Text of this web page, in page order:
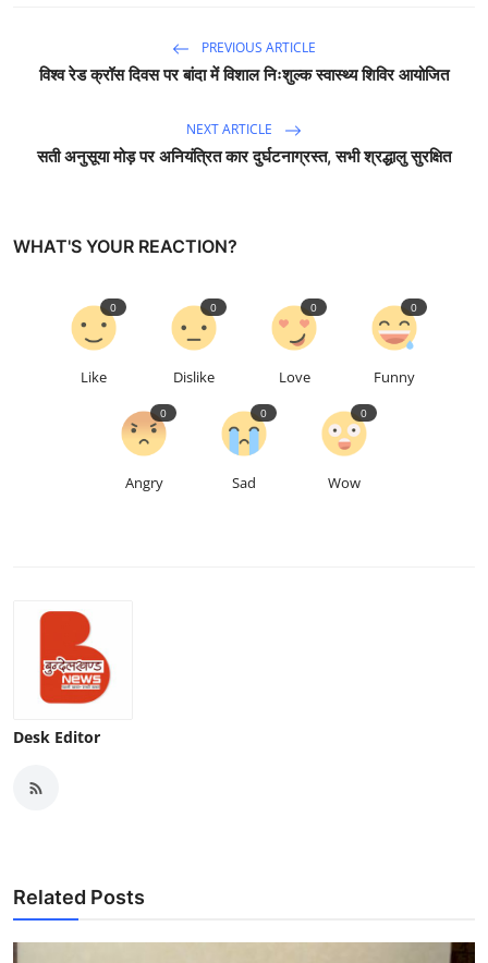
PREVIOUS ARTICLE
विश्व रेड क्रॉस दिवस पर बांदा में विशाल निःशुल्क स्वास्थ्य शिविर आयोजित
NEXT ARTICLE
सती अनुसूया मोड़ पर अनियंत्रित कार दुर्घटनाग्रस्त, सभी श्रद्धालु सुरक्षित
WHAT'S YOUR REACTION?
Like
0
Dislike
0
Love
0
Funny
0
Angry
0
Sad
0
Wow
0
Desk Editor
Related Posts